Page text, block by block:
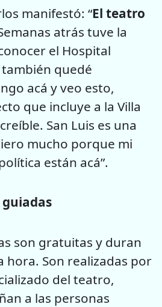
manifestó: “El teatro
atrás tuve la
el Hospital
también quedé
acá y veo esto,
que incluye a la Villa
San Luis es una
mucho porque mi
están acá”.
guiadas
son gratuitas y duran
hora. Son realizadas por
del teatro,
a las personas